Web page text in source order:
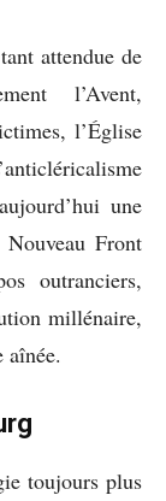
attendue de
l’Avent,
l’Église
une
Front
outranciers,
millénaire,
toujours plus